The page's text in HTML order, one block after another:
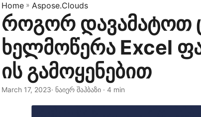
Home » Aspose.Clouds
როგორ დავამატოთ
ხელმოწერა Excel
ის გამოყენებით
March 17, 2023· ნაიერ შაჰბაზი · 4 min